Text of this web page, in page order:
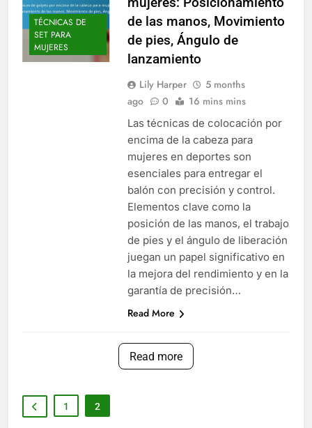
TÉCNICAS DE
SET PARA
MUJERES
de las manos, Movimiento
de pies, Ángulo de
lanzamiento
Lily Harper
5 months
ago
0 16 mins mins
Las técnicas de colocación por
encima de la cabeza para
mujeres en deportes son
esenciales para entregar el
balón con precisión y control.
Elementos clave como la
posición de las manos, el trabajo
de pies y el ángulo de liberación
juegan un papel significativo en
la mejora del rendimiento y en la
garantía de precisión…
Read More
Read more
1 2